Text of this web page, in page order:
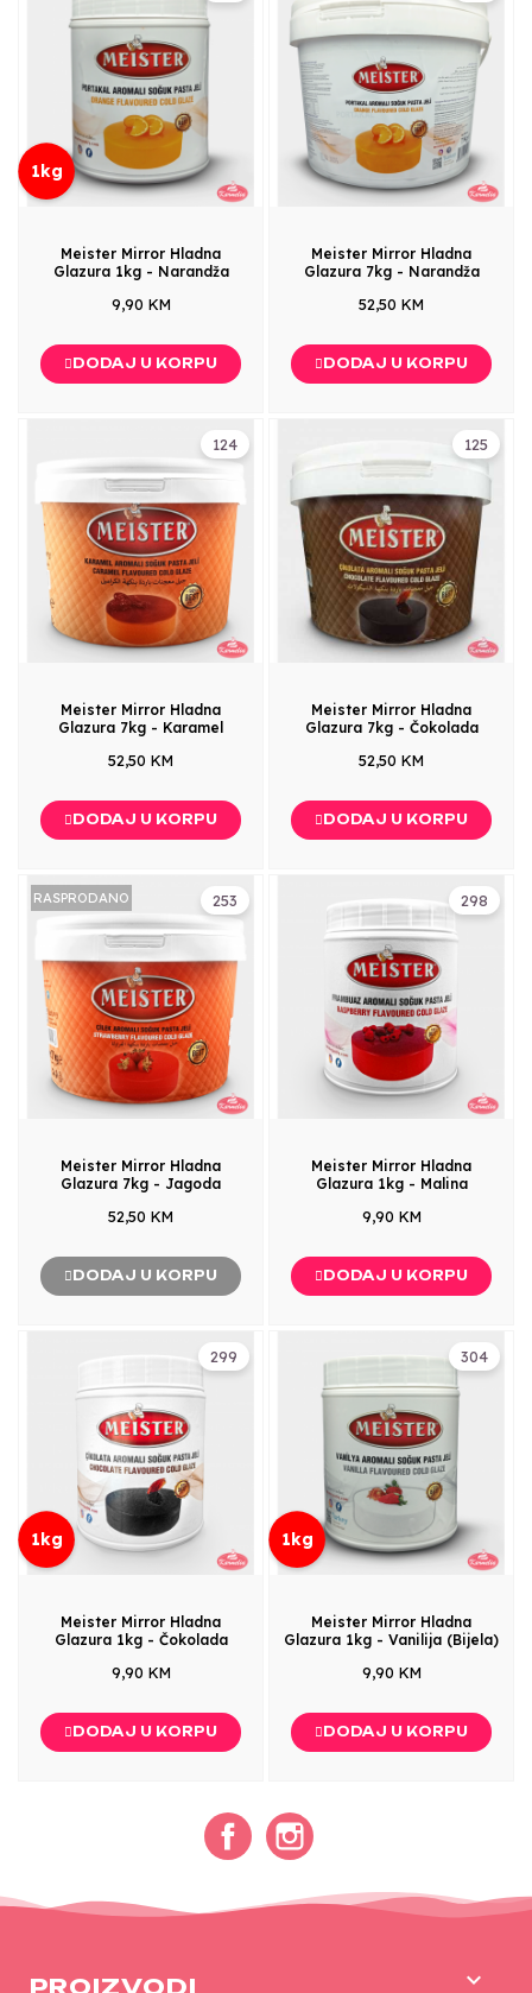
1kg
Meister Mirror Hladna
Glazura 1kg - Narandža
9,90 KM
DODAJ U KORPU
Meister Mirror Hladna
Glazura 7kg - Narandža
52,50 KM
DODAJ U KORPU
124
Meister Mirror Hladna
Glazura 7kg - Karamel
52,50 KM
DODAJ U KORPU
125
Meister Mirror Hladna
Glazura 7kg - Čokolada
52,50 KM
DODAJ U KORPU
253
RASPRODANO
Meister Mirror Hladna
Glazura 7kg - Jagoda
52,50 KM
DODAJ U KORPU
298
Meister Mirror Hladna
Glazura 1kg - Malina
9,90 KM
DODAJ U KORPU
299
1kg
Meister Mirror Hladna
Glazura 1kg - Čokolada
9,90 KM
DODAJ U KORPU
304
1kg
Meister Mirror Hladna
Glazura 1kg - Vanilija (Bijela)
9,90 KM
DODAJ U KORPU
Facebook
PROIZVODI 